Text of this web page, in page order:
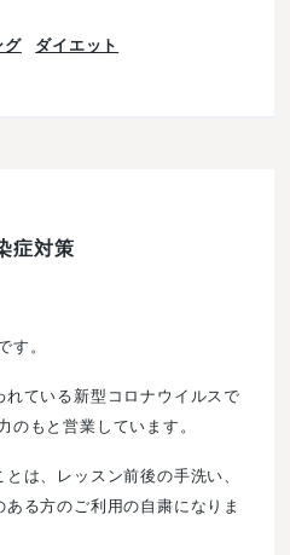
グ
ダイエット
症対策
す。
ている新型コロナウイルスで
もと営業しています。
は、レッスン前後の手洗い、
る方のご利用の自粛になりま